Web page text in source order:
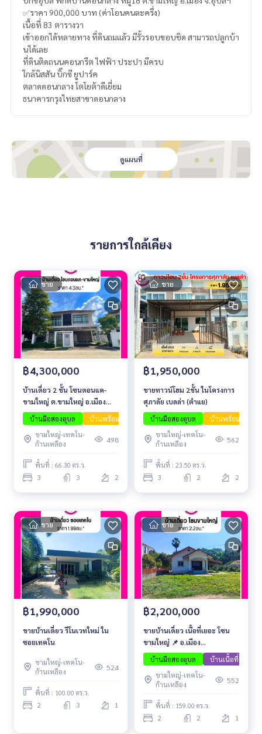
✅ราคา 900,000 บาท (ค่าโอนคนละครึ่ง)
เนื้อที่ 83 ตารางวา
เข้าออกได้หลายทาง ที่ดินถมแล้ว มีรั้วรอบขอบชิด สามารถปลูกบ้า
นได้เลย
ที่ดินติดถนนคอนกรีต ไฟฟ้า ประปา มีครบ
ใกล้นิสสัน บิ๊กซี ยูปาร์ค
ตลาดดอนกลาง โตโยต้าดีเยี่ยม
ธนาคารกรุงไทยสาขาดอนกลาง
ดูแผนที่
รายการใกล้เคียง
ขาย
฿4,300,000
บ้านเดี่ยว 2 ชั้น โซนดอนแค-
ขามใหญ่ ต.ขามใหญ่ อ.เมือง
จ.อุบลราชธานี
บ้านมือสองอุบล บ้านพร้อมอยู่
บ้านโครงการอุบล
ขามใหญ่-เทคโน-
ก้านเหลือง
498
พื้นที่ : 66.30 ตร.ว.
3 3 2
ขาย
฿1,950,000
ขายทาวน์โฮม 2ชั้น ในโครงการ
ศุภาลัย เบลล่า (ตำแย)
บ้านมือสองอุบล
บ้านพร้อมอยู่
ขามใหญ่-เทคโน-
ก้านเหลือง
562
พื้นที่ : 23.50 ตร.ว.
3 2 2
ขาย
฿1,990,000
ขายบ้านเดี่ยว รีโนเวทใหม่ ใน
ซอยเทคโน
ขามใหญ่-เทคโน-
ก้านเหลือง
524
พื้นที่ : 100.00 ตร.ว.
2 3 1
ขาย
฿2,200,000
ขายบ้านเดี่ยว เนื้อที่เยอะ โซน
ขามใหญ่ 📌 อ.เมือง
จ.อุบลราชธานี
บ้านมือสองอุบล
บ้านเนื้อที่เยอะ
ขามใหญ่-เทคโน-
ก้านเหลือง
552
พื้นที่ : 159.00 ตร.ว.
2 2 1